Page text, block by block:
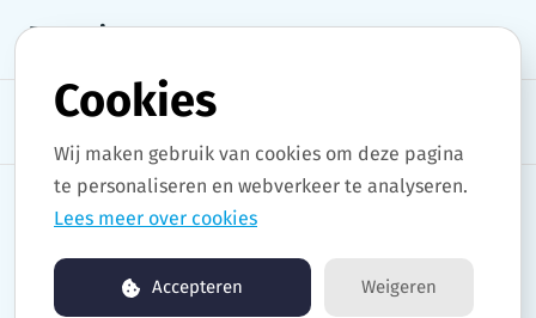
Persruimte
Onderwerpen
Copyright © 2026 Stad Gent. All rights reserved.
Cookies
Wij maken gebruik van cookies om deze pagina
te personaliseren en webverkeer te analyseren.
Lees meer over cookies
Accepteren Weigeren